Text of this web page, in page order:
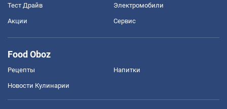
Тест Драйв Электромобили
Акции Сервис
Food Oboz
Рецепты Напитки
Новости Кулинарии